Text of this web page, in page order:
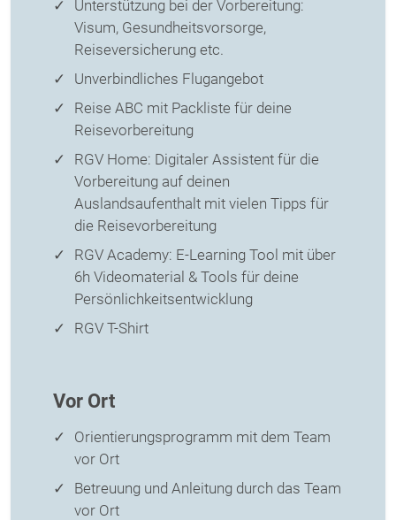
Unterstützung bei der Vorbereitung:
Visum, Gesundheitsvorsorge,
Reiseversicherung etc.
Unverbindliches Flugangebot
Reise ABC mit Packliste für deine
Reisevorbereitung
RGV Home: Digitaler Assistent für die
Vorbereitung auf deinen
Auslandsaufenthalt mit vielen Tipps für
die Reisevorbereitung
RGV Academy: E-Learning Tool mit über
6h Videomaterial & Tools für deine
Persönlichkeitsentwicklung
RGV T-Shirt
Vor Ort
Orientierungsprogramm mit dem Team
vor Ort
Betreuung und Anleitung durch das Team
vor Ort